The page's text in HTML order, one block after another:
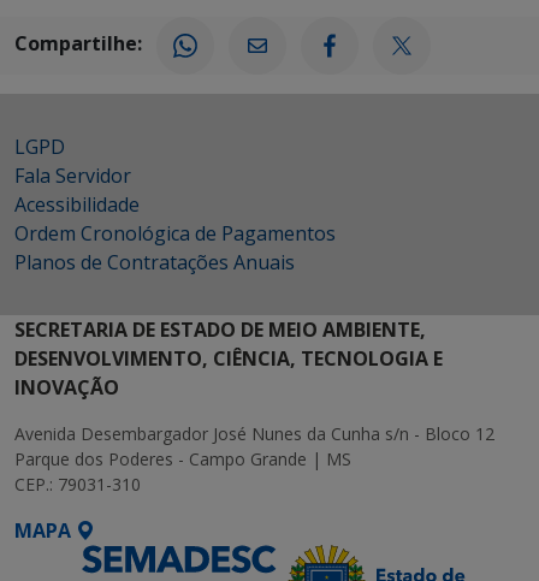
Compartilhe:
LGPD
Fala Servidor
Acessibilidade
Ordem Cronológica de Pagamentos
Planos de Contratações Anuais
SECRETARIA DE ESTADO DE MEIO AMBIENTE,
DESENVOLVIMENTO, CIÊNCIA, TECNOLOGIA E
INOVAÇÃO
Avenida Desembargador José Nunes da Cunha s/n - Bloco 12
Parque dos Poderes - Campo Grande | MS
CEP.: 79031-310
MAPA